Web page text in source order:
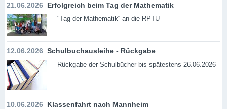
21.06.2026 Erfolgreich beim Tag der Mathematik
"Tag der Mathematik“ an die RPTU
12.06.2026 Schulbuchausleihe - Rückgabe
Rückgabe der Schulbücher bis spätestens 26.06.2026
10.06.2026 Klassenfahrt nach Mannheim